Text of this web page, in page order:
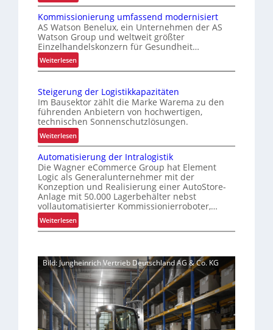
e
l
s
e
r
t
s
K
u
n
d
n
e
r
l
e
W
a
r
u
m
G
i
f
e
n
k
o
m
p
l
e
x
e
s
t
a
l
s
Kommissionierung umfassend modernisiert
AS Watson Benelux, ein Unternehmen der AS
Watson Group und weltweit größter
Einzelhandelskonzern für Gesundheit…
Weiterlesen:
K
m
m
i
s
s
o
n
i
e
r
u
n
u
m
f
a
s
s
e
Steigerung der Logistikkapazitäten
Im Bausektor zählt die Marke Warema zu den
führenden Anbietern von hochwertigen,
technischen Sonnenschutzlösungen.
Weiterlesen:
S
t
e
i
g
e
r
u
d
e
r
L
o
Automatisierung der Intralogistik
Die Wagner eCommerce Group hat Element
Logic als Generalunternehmer mit der
Konzeption und Realisierung einer AutoStore-
Anlage mit 50.000 Lagerbehälter nebst
vollautomatisierter Kommissionierroboter,…
Weiterlesen:
A
t
o
m
a
t
i
s
Bild: Jungheinrich Vertrieb Deutschland AG & Co. KG